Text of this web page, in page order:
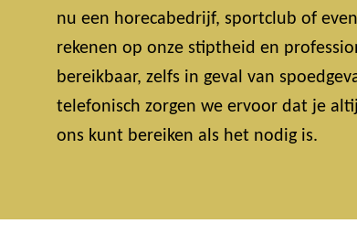
nu een horecabedrijf, sportclub of
rekenen op onze stiptheid en
bereikbaar, zelfs in geval van
telefonisch zorgen we ervoor dat je
ons kunt bereiken als het nodig is.